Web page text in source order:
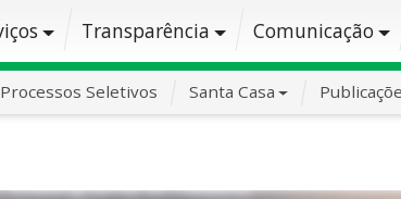
Transparência Comunicação
Processos Seletivos Santa Casa